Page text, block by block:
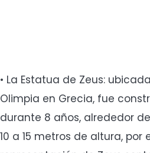
• La Estatua de Zeus:
Olimpia en Grecia, fue
durante 8 años, alrededor
10 a 15 metros de altura, por